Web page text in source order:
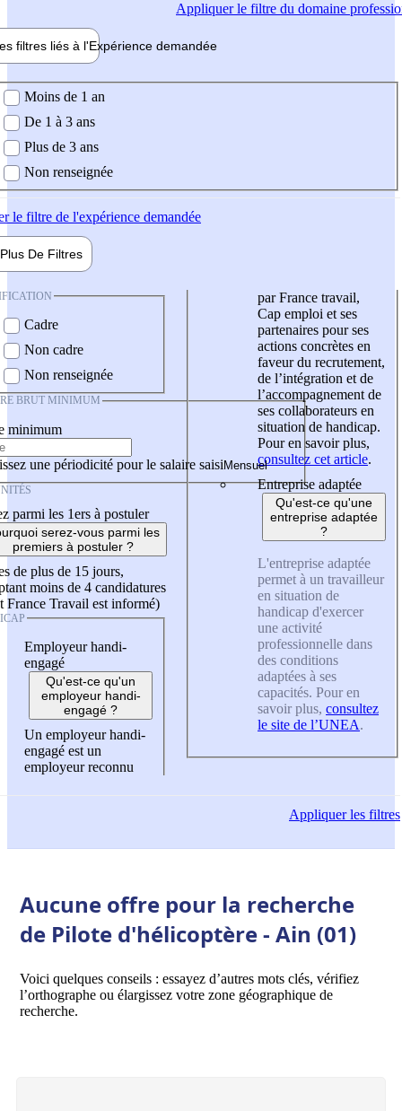
Appliquerle filtre du domaine
filtres liés à l'Expérience demandée
demandée
Moins de 1 an
De 1 à 3 ans
Plus de 3 ans
Non renseignée
le filtre de l'expérience demandée
Plus De Filtres
Cadre
Non cadre
Non renseignée
BRUT MINIMUM
minimum
une périodicité pour le salaire saisi
parmi les 1ers à postuler
serez-vous parmi les
premiers à postuler ?
de plus de 15 jours,
moins de 4 candidatures
France Travail est informé)
Employeur handi-
engagé
Qu'est-ce qu'un
employeur handi-
engagé ?
Un employeur handi-
engagé est un
employeur reconnu
par France travail,
Cap emploi et ses
partenaires pour ses
actions concrètes en
faveur du recrutement,
de l’intégration et de
l’accompagnement de
ses collaborateurs en
situation de handicap.
Pour en savoir plus,
consultez cet article.
Entreprise adaptée
Qu'est-ce qu'une
entreprise adaptée
?
L'entreprise adaptée
permet à un travailleur
en situation de
handicap d'exercer
une activité
professionnelle dans
des conditions
adaptées à ses
capacités. Pour en
savoir plus, consultez
le site de l’UNEA.
Appliquerles filtres
Aucune offre pour la recherche
de Pilote d'hélicoptère - Ain (01)
Voici quelques conseils : essayez d’autres mots clés, vérifiez
l’orthographe ou élargissez votre zone géographique de
recherche.